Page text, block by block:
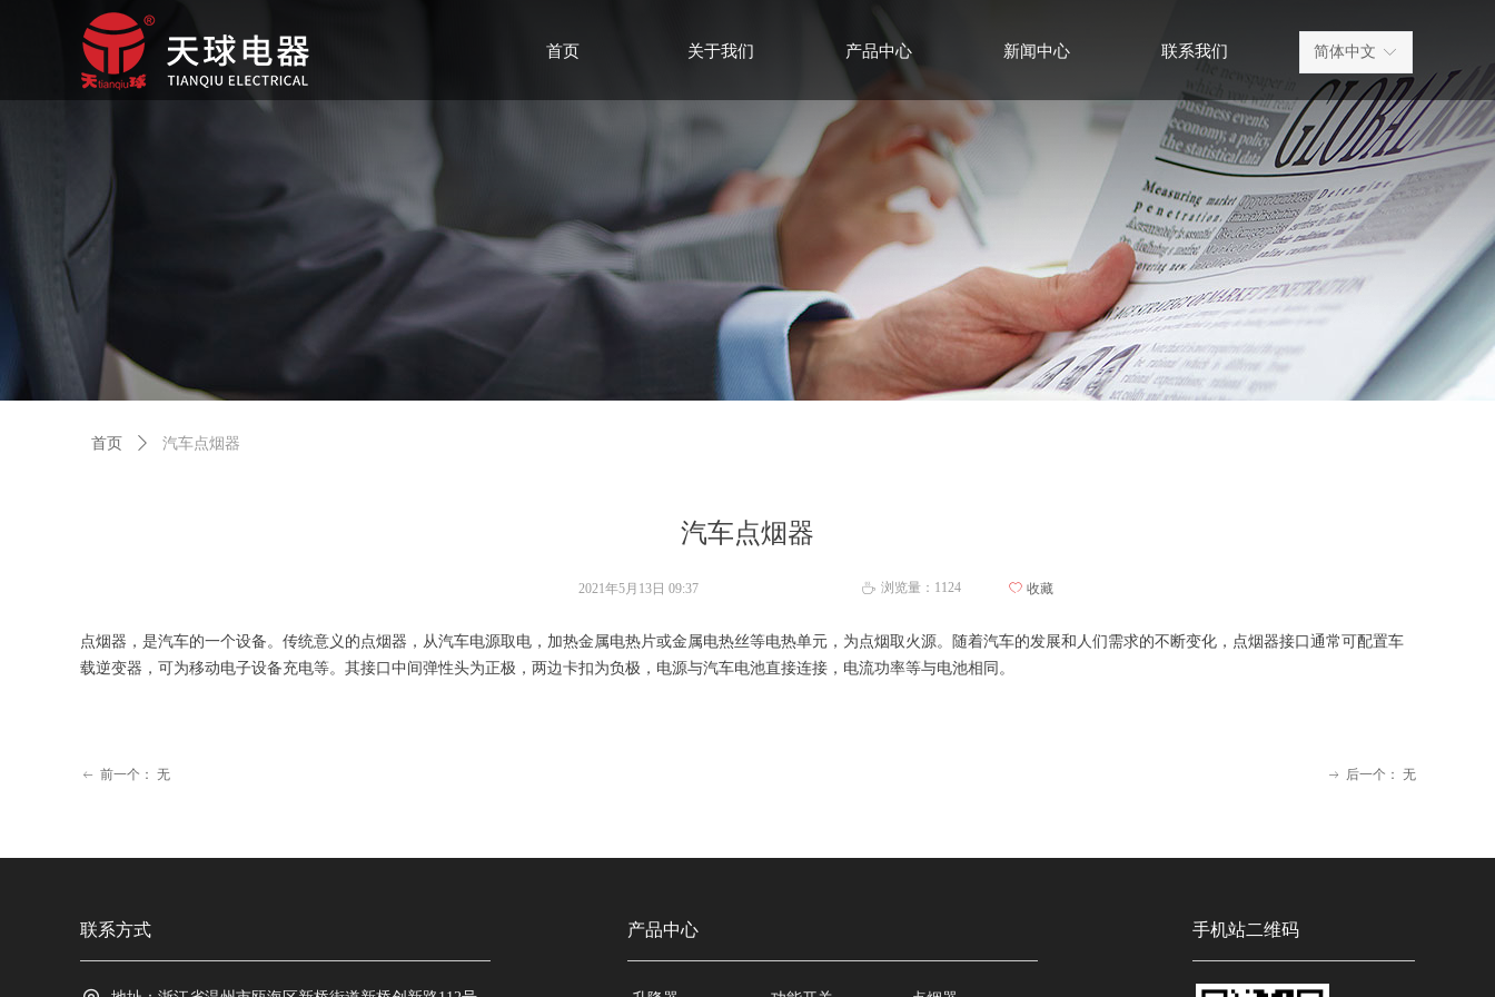
首页 关于我们 产品中心 新闻中心 联系我们 ꀅ
简体中文
汽车点烟器
首页 ꄲ 汽车点烟器
点烟器，是汽车的一个设备。传统意义的点烟器，从汽车电源取电，加热金属电热片或金属电热丝等电热单元，为点烟取火源。随着汽车的发展和人们需求的不断变化，点烟器接口通常可配置车
载逆变器，可为移动电子设备充电等。其接口中间弹性头为正极，两边卡扣为负极，电源与汽车电池直接连接，电流功率等与电池相同。
2021年5月13日 09:37 ꄘ 浏览量： 1124 ꄀ 收藏
ꂃ 前一个： 无 ꁹ 后一个： 无
联系方式 产品中心 手机站二维码